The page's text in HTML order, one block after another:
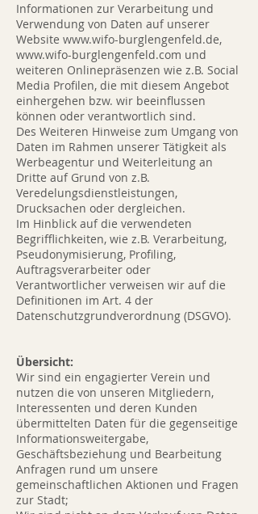
Informationen zur Verarbeitung und
Verwendung von Daten auf unserer
Website www.wifo-burglengenfeld.de,
www.wifo-burglengenfeld.com und
weiteren Onlinepräsenzen wie z.B. Social
Media Profilen, die mit diesem Angebot
einhergehen bzw. wir beeinflussen
können oder verantwortlich sind.
Des Weiteren Hinweise zum Umgang von
Daten im Rahmen unserer Tätigkeit als
Werbeagentur und Weiterleitung an
Dritte auf Grund von z.B.
Veredelungsdienstleistungen,
Drucksachen oder dergleichen.
Im Hinblick auf die verwendeten
Begrifflichkeiten, wie z.B. Verarbeitung,
Pseudonymisierung, Profiling,
Auftragsverarbeiter oder
Verantwortlicher verweisen wir auf die
Definitionen im Art. 4 der
Datenschutzgrundverordnung (DSGVO).
Übersicht:
Wir sind ein engagierter Verein und
nutzen die von unseren Mitgliedern,
Interessenten und deren Kunden
übermittelten Daten für die gegenseitige
Informationsweitergabe,
Geschäftsbeziehung und Bearbeitung
Anfragen rund um unsere
gemeinschaftlichen Aktionen und Fragen
zur Stadt;